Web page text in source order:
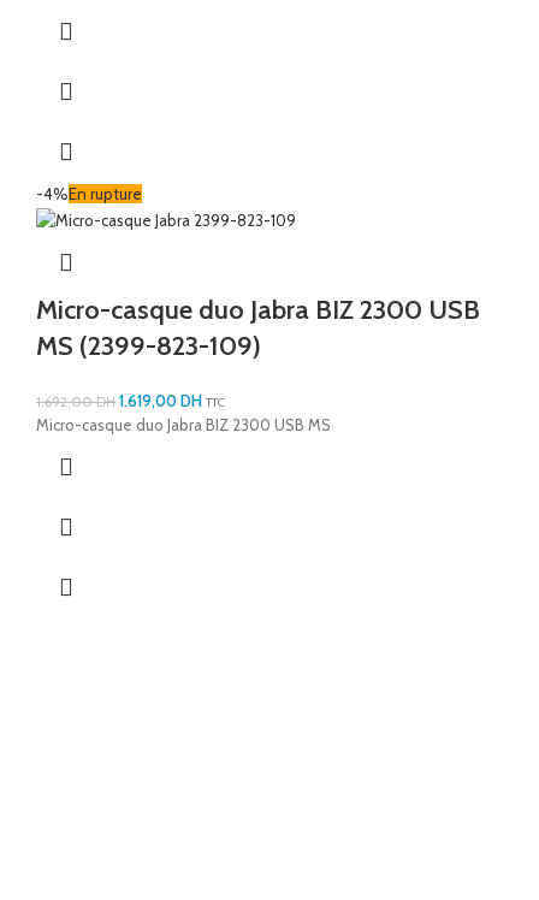
-4%En rupture
Micro-casque duo Jabra BIZ 2300 USB
MS (2399-823-109)
1.692,00DH 1.619,00DH TTC
Micro-casque duo Jabra BIZ 2300 USB MS